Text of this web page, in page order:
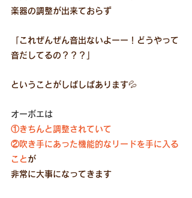
楽器の調整が出来ておらず
「これぜんぜん音出ないよーー！どうやって
音だしてるの？？？」
ということがしばしばあります💦
オーボエは
①きちんと調整されていて
②吹き手にあった機能的なリードを手に入る
こと が
非常に大事になってきます